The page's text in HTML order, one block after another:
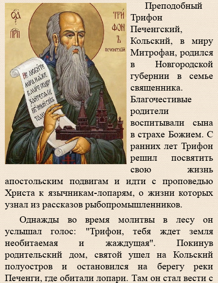
Преподобный
Трифон
Печенгский,
Кольский, в миру
Митрофан, родился
в Новгородской
губернии в семье
священника.
Благочестивые
родители
воспитывали сына
в страхе Божием. С
ранних лет Трифон
решил посвятить
свою жизнь
апостольским подвигам и идти с проповедью
Христа к язычникам-лопарям, о жизни которых
узнал из рассказов рыбопромышленников.
Однажды во время молитвы в лесу он
услышал голос: "Трифон, тебя ждет земля
необитаемая и жаждущая". Покинув
родительский дом, святой ушел на Кольский
полуостров и остановился на берегу реки
Печенги, где обитали лопари. Там он стал вести с